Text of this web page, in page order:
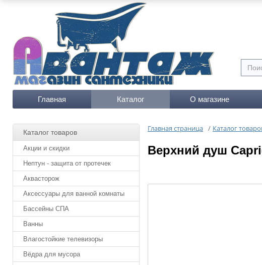
Главная Каталог О магазине
Каталог товаров
Акции и скидки
Нептун - защита от протечек
Аквасторож
Аксессуары для ванной комнаты
Бассейны СПА
Ванны
Влагостойкие телевизоры
Вёдра для мусора
Главная страница / Каталог
Верхний душ